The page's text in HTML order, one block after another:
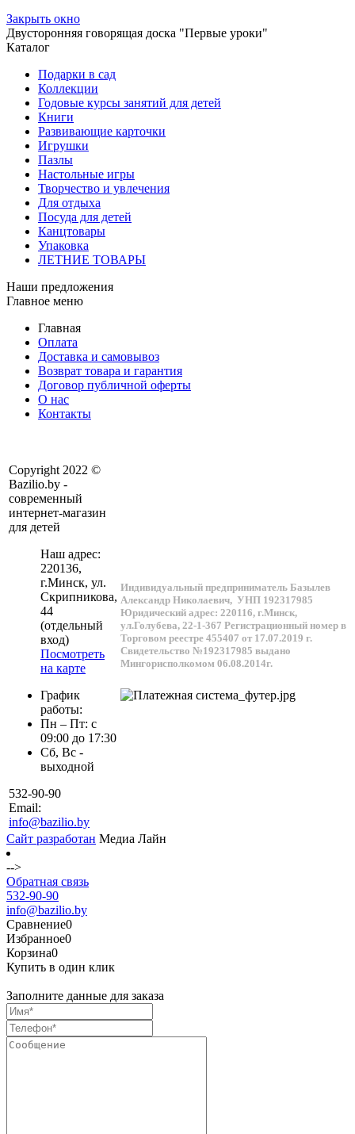
Закрыть окно
Двусторонняя говорящая доска "Первые уроки"
Каталог
Подарки в сад
Коллекции
Годовые курсы занятий для детей
Книги
Развивающие карточки
Игрушки
Пазлы
Настольные игры
Творчество и увлечения
Для отдыха
Посуда для детей
Канцтовары
Упаковка
ЛЕТНИЕ ТОВАРЫ
Наши предложения
Главное меню
Главная
Оплата
Доставка и самовывоз
Возврат товара и гарантия
Договор публичной оферты
О нас
Контакты
Copyright 2022 ©
Bazilio.by -
современный
интернет-магазин
для детей
Наш адрес:
220136,
г.Минск, ул.
Скрипникова,
44
(отдельный
вход)
Посмотреть
на карте
График
работы:
Пн – Пт: с
09:00 до 17:30
Сб, Вс -
выходной
532-90-90
Email:
info@bazilio.by
Индивидуальный предприниматель Базылев
Александр Николаевич, УНП 192317985
Юридический адрес: 220116, г.Минск,
ул.Голубева, 22-1-367 Регистрационный номер в
Торговом реестре 455407 от 17.07.2019 г.
Свидетельство №192317985 выдано
Мингорисполкомом 06.08.2014г.
Сайт разработан Медиа Лайн
-->
Обратная связь
532-90-90
info@bazilio.by
Сравнение0
Избранное0
Корзина0
Купить в один клик
Заполните данные для заказа